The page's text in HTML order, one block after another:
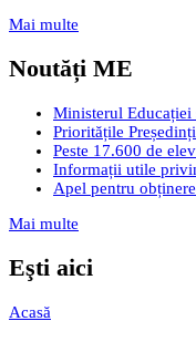
Mai multe
Noutăți ME
Ministerul Educației
Prioritățile
Peste 17.600 de
Informații utile
Apel pentru
Mai multe
Eşti aici
Acasă